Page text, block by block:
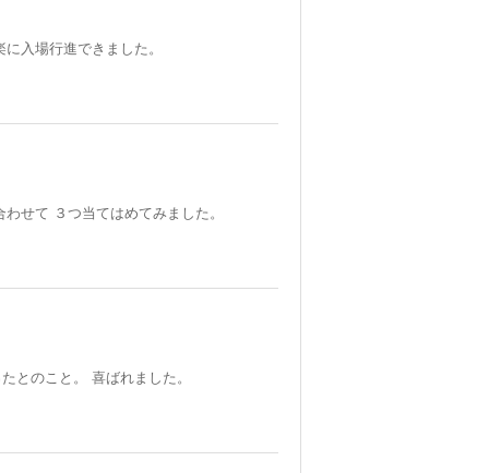
入場行進できました。
せて ３つ当てはめてみました。
とのこと。 喜ばれました。